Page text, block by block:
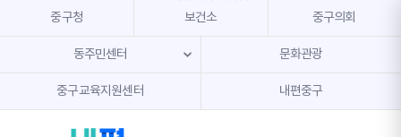
본문 내용 바로가기
주메뉴 바로가기
중구청 보건소 중구의회
동주민센터 문화관광
중구교육지원센터 내편중구